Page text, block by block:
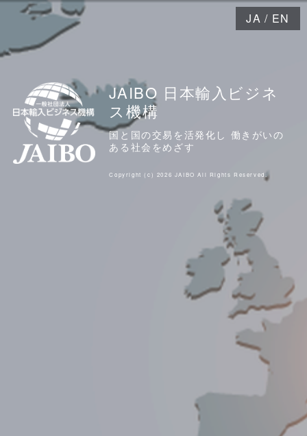
JAIBO 日本輸入ビジネ
ス機構
国と国の交易を活発化し 働きがいの
ある社会をめざす
Copyright (c) 2026 JAIBO All Rights Reserved.
JA / EN